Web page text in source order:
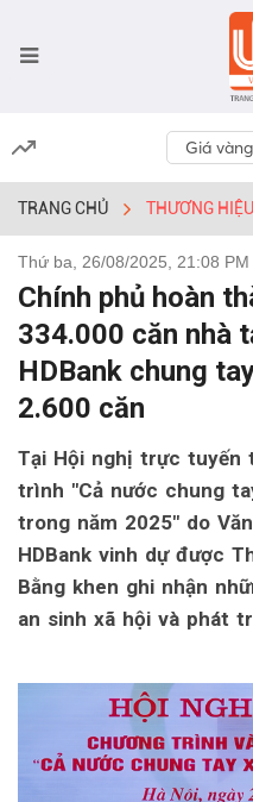
Giá
TRANG CHỦ THƯƠNG HIỆU
Thứ ba, 26/08/2025, 21:08 PM
Chính phủ hoàn
334.000 căn nhà
HDBank chung
2.600 căn
Tại Hội nghị trực tuyến
trình "Cả nước chung
trong năm 2025" do
HDBank vinh dự được
Bằng khen ghi nhận
an sinh xã hội và phát